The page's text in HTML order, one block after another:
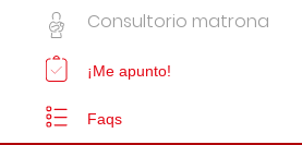
Consultorio matrona
¡Me apunto!
Faqs